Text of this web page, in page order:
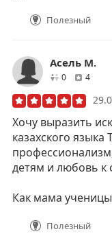
Полезный
Асель М.
0друзей
4
Хочу выразить
казахского
детям и любовь к
Как мама ученицы
Полезный